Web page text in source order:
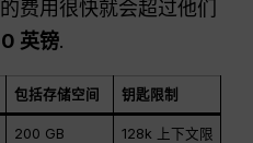
费用很快就会超过他们
英镑.
包括存储空间 钥匙限制
200 GB
128k 上下文限